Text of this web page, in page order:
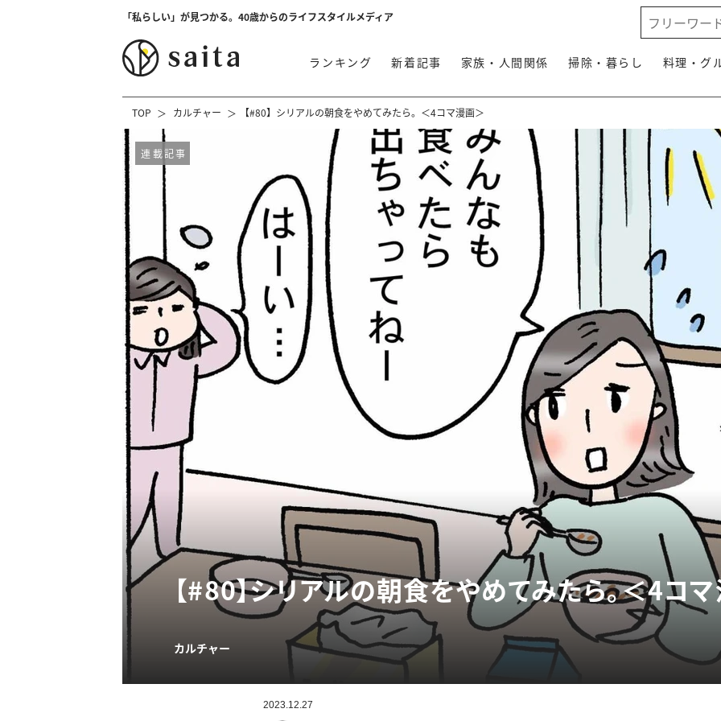
「私らしい」が見つかる。40歳からのライフスタイルメディア
ランキング 新着記事 家族・人間関係 掃除・暮らし 料理・グ
TOP カルチャー 【#80】シリアルの朝食をやめてみたら。＜4コマ漫画＞
連載記事
【#80】シリアルの朝食をやめてみたら。＜4コ
カルチャー
2023.12.27